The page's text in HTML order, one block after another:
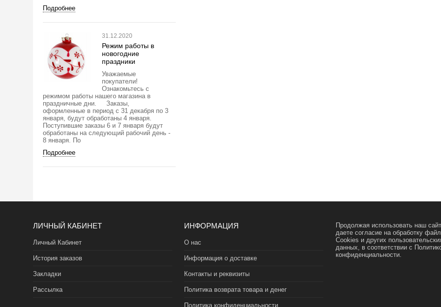
Подробнее
31.12.2020
Режим работы в
новогодние
праздники
Уважаемые
покупатели!
Ознакомьтесь с
режимом работы нашего магазина в
праздничные дни. Заказы,
оформленные в период с 31 декабря по 3
января, будут обработаны 4 января.
Поступившие заказы 6 и 7 января будут
обработаны на следующий рабочий день -
8 января. По
Подробнее
ЛИЧНЫЙ КАБИНЕТ
Личный Кабинет
История заказов
Закладки
Рассылка
ИНФОРМАЦИЯ
О нас
Информация о доставке
Контакты и реквизиты
Политика возврата товара и денег
Политика конфиденциальности
Продолжая использовать наш
даете согласие на обработку
Cookies и других
данных, в соответствии с
конфиденциальности.